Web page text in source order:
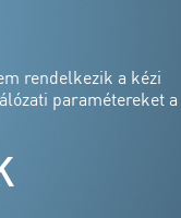
rendelkezik a kézi
paramétereket a